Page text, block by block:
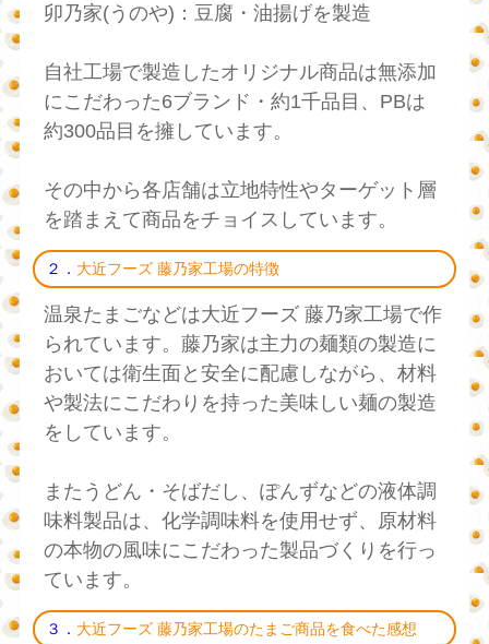
卯乃家(うのや)：豆腐・油揚げを製造
自社工場で製造したオリジナル商品は無添加
にこだわった6ブランド・約1千品目、PBは
約300品目を擁しています。
その中から各店舗は立地特性やターゲット層
を踏まえて商品をチョイスしています。
２． 大近フーズ 藤乃家工場の特徴
温泉たまごなどは大近フーズ 藤乃家工場で作
られています。藤乃家は主力の麺類の製造に
おいては衛生面と安全に配慮しながら、材料
や製法にこだわりを持った美味しい麺の製造
をしています。
またうどん・そばだし、ぽんずなどの液体調
味料製品は、化学調味料を使用せず、原材料
の本物の風味にこだわった製品づくりを行っ
ています。
３． 大近フーズ 藤乃家工場のたまご商品を食べた感想